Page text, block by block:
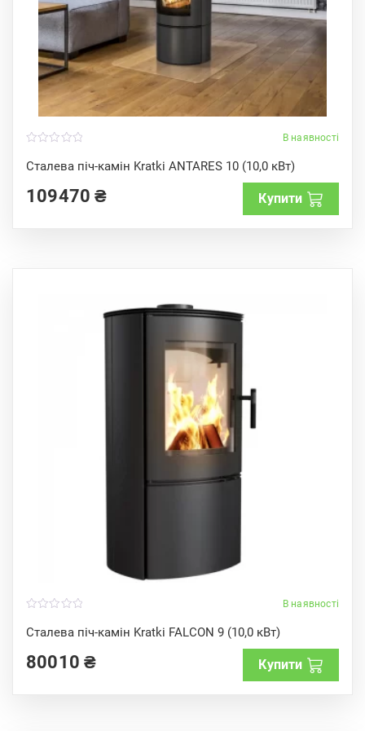
В наявності
Сталева піч-камін Kratki ANTARES 10 (10,0 кВт)
o
u
o
109470₴ Купити
В наявності
Сталева піч-камін Kratki FALCON 9 (10,0 кВт)
o
u
o
f80010₴ Купити